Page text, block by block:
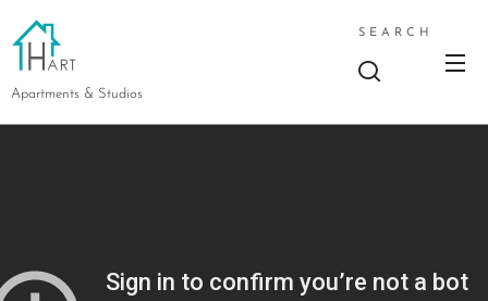
Apartments & Studios
SEARCH